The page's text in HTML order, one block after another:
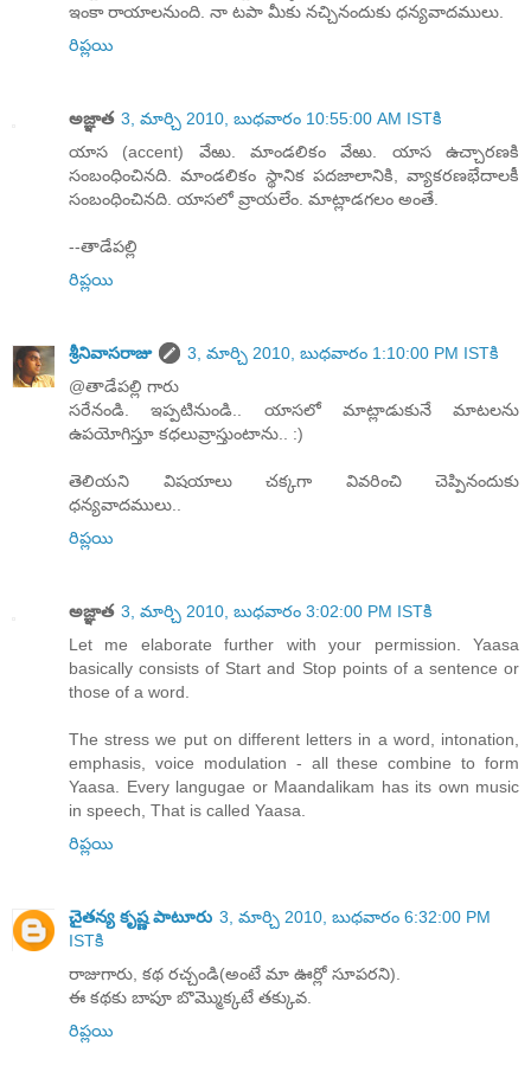
ఇంకా రాయాలనుంది. నా టపా మీకు నచ్చినందుకు ధన్యవాదములు.
రిప్లయి
అజ్ఞాత 3, మార్చి 2010, బుధవారం 10:55:00 AM ISTకి
యాస (accent) వేఱు. మాండలికం వేఱు. యాస ఉచ్చారణకి
సంబంధించినది. మాండలికం స్థానిక పదజాలానికి, వ్యాకరణభేదాలకీ
సంబంధించినది. యాసలో వ్రాయలేం. మాట్లాడగలం అంతే.
--తాడేపల్లి
రిప్లయి
శ్రీనివాసరాజు
3, మార్చి 2010, బుధవారం 1:10:00 PM ISTకి
@తాడేపల్లి గారు
సరేనండి. ఇప్పటినుండి.. యాసలో మాట్లాడుకునే మాటలను
ఉపయోగిస్తూ కధలువ్రాస్తుంటాను.. :)
తెలియని విషయాలు చక్కగా వివరించి చెప్పినందుకు
ధన్యవాదములు..
రిప్లయి
అజ్ఞాత 3, మార్చి 2010, బుధవారం 3:02:00 PM ISTకి
Let me elaborate further with your permission. Yaasa
basically consists of Start and Stop points of a sentence or
those of a word.
The stress we put on different letters in a word, intonation,
emphasis, voice modulation - all these combine to form
Yaasa. Every langugae or Maandalikam has its own music
in speech, That is called Yaasa.
రిప్లయి
చైతన్య కృష్ణ పాటూరు 3, మార్చి 2010, బుధవారం 6:32:00 PM
ISTకి
రాజుగారు, కథ రచ్చండి(అంటే మా ఊర్లో సూపరని).
ఈ కథకు బాపూ బొమ్మొక్కటే తక్కువ.
రిప్లయి